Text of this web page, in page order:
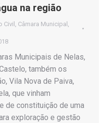
na região
Civil , Câmara Municipal ,
Municipais de Nelas,
também os
Vila Nova de Paiva,
que vinham
de constituição de uma
exploração e gestão